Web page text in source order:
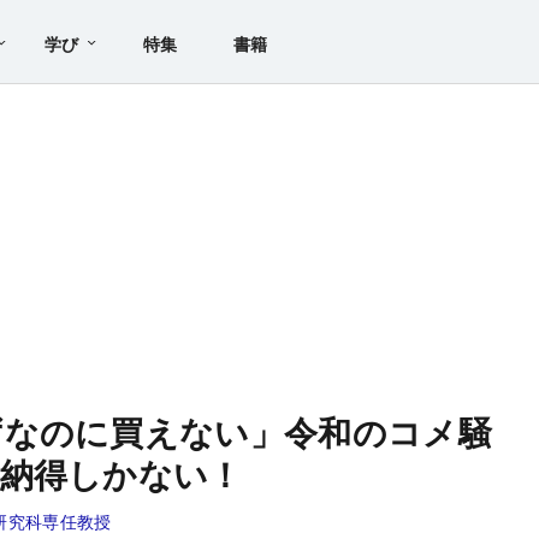
学び 特集 書籍
のに買えない」令和のコメ騒
得しかない！
究科専任教授